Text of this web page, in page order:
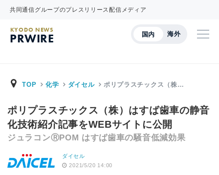
共同通信グループのプレスリリース配信メディア
国内 海外
KYODO NEWS
PRWIRE
TOP 化学 ダイセル ポリプラスチックス（株…
ポリプラスチックス（株）はすば歯車の静音
化技術紹介記事をWEBサイトに公開
ジュラコンⓇPOM はすば歯車の騒音低減効果
ダイセル
2021/5/20 14:00